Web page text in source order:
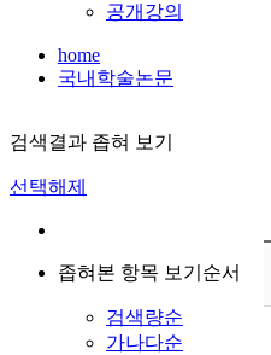
공개강의
home
국내학술논문
검색결과 좁혀 보기
선택해제
좁혀본 항목 보기순서
검색량순
가나다순